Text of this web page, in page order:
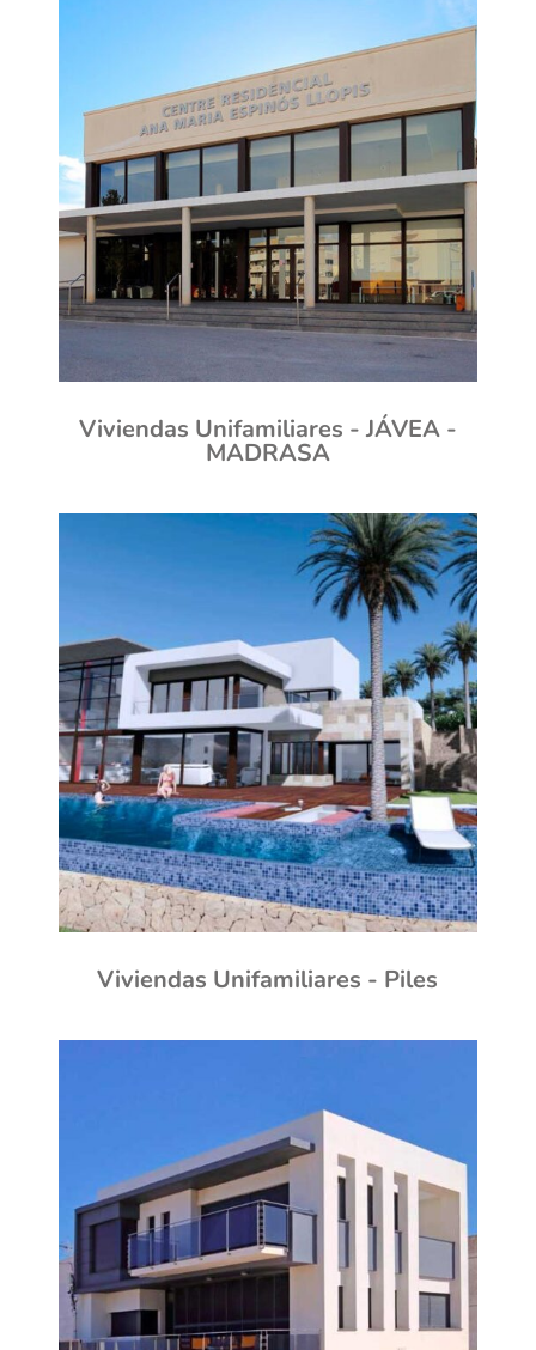
Viviendas Unifamiliares - JÁVEA -
MADRASA
Viviendas Unifamiliares - Piles